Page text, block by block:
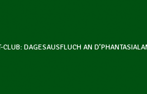
CLUB: DAGESAUSFLUCH AN